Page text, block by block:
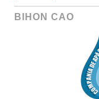
BIHON CAO